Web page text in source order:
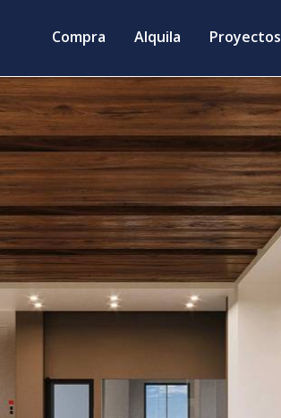
Compra Alquila Proyectos